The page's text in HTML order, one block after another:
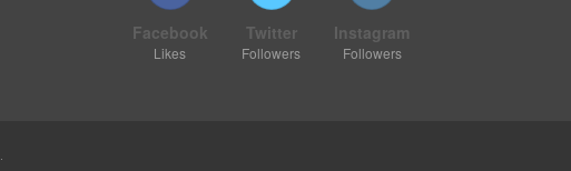
Facebook
Likes
Twitter
Followers
Instagram
Followers